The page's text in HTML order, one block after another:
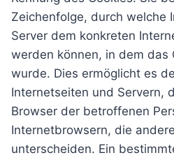
Zeichenfolge, durch welche
Server dem konkreten
werden können, in dem das
wurde. Dies ermöglicht es
Internetseiten und Servern,
Browser der betroffenen
Internetbrowsern, die
unterscheiden. Ein